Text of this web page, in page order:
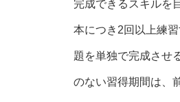
完成できるスキルを
本につき2回以上練
題を単独で完成させ
のない習得期間は、